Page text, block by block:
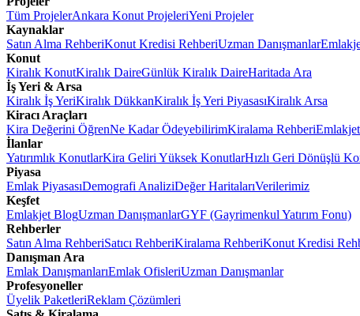
Tüm ProjelerAnkara Konut ProjeleriYeni Projeler
Kaynaklar
Satın Alma RehberiKonut Kredisi RehberiUzman Danışmanlar
Konut
Kiralık KonutKiralık DaireGünlük Kiralık DaireHaritada Ara
İş Yeri & Arsa
Kiralık İş YeriKiralık DükkanKiralık İş Yeri PiyasasıKiralık Arsa
Kiracı Araçları
Kira Değerini ÖğrenNe Kadar ÖdeyebilirimKiralama Rehberi
İlanlar
Yatırımlık KonutlarKira Geliri Yüksek KonutlarHızlı Geri Dönüşlü
Piyasa
Emlak PiyasasıDemografi AnaliziDeğer HaritalarıVerilerimiz
Keşfet
Emlakjet BlogUzman DanışmanlarGYF (Gayrimenkul Yatırım Fonu)
Rehberler
Satın Alma RehberiSatıcı RehberiKiralama RehberiKonut Kredisi
Danışman Ara
Emlak DanışmanlarıEmlak OfisleriUzman Danışmanlar
Profesyoneller
Üyelik PaketleriReklam Çözümleri